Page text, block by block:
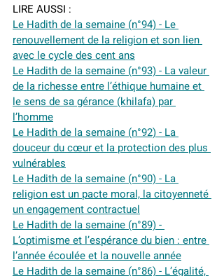
LIRE AUSSI :
Le Hadith de la semaine (n°94) - Le
renouvellement de la religion et son lien
avec le cycle des cent ans
Le Hadith de la semaine (n°93) - La valeur
de la richesse entre l’éthique humaine et
le sens de sa gérance (khilafa) par
l’homme
Le Hadith de la semaine (n°92) - La
douceur du cœur et la protection des plus
vulnérables
Le Hadith de la semaine (n°90) - La
religion est un pacte moral, la citoyenneté
un engagement contractuel
Le Hadith de la semaine (n°89) -
L’optimisme et l’espérance du bien : entre
l’année écoulée et la nouvelle année
Le Hadith de la semaine (n°86) - L’égalité,